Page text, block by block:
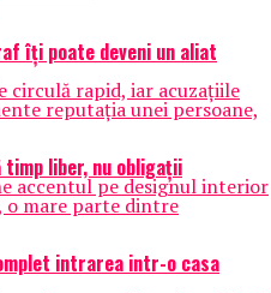
îţi poate deveni un aliat
rapid, iar acuzațiile
reputația unei persoane,
liber, nu obligații
accentul pe designul interior
o mare parte dintre
intrarea intr-o casa